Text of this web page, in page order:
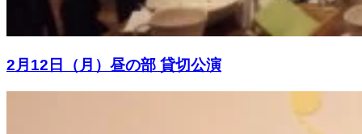
2月12日（月）昼の部 貸切公演